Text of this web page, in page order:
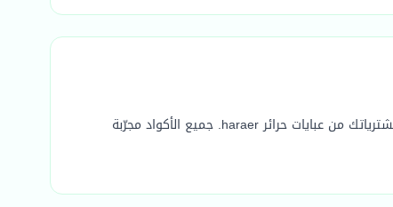
احصل على أحدث كوبونات خصم عبايات حرائر الفعّالة والمضمونة لعام 2026. استخدم كود خصم عبايات حرائر الحصري وفّر أكثر على جميع مشترياتك من عبايات حرائر haraer. جميع الأكواد مجرّبة